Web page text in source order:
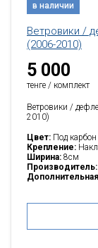
в наличии
Ветровики /
(2006-2010)
5 000
тенге / комплект
Ветровики /
2010)
Цвет: Под карбон
Крепление:
Ширина: 8см
Производитель: